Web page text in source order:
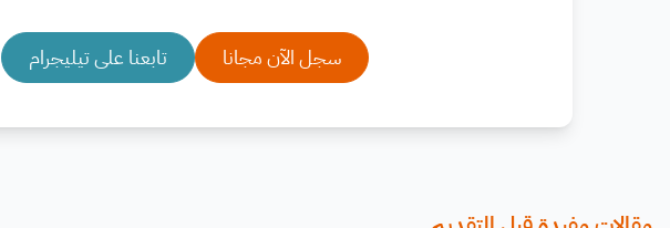
سجل الآن مجانا تابعنا على تيليجرام